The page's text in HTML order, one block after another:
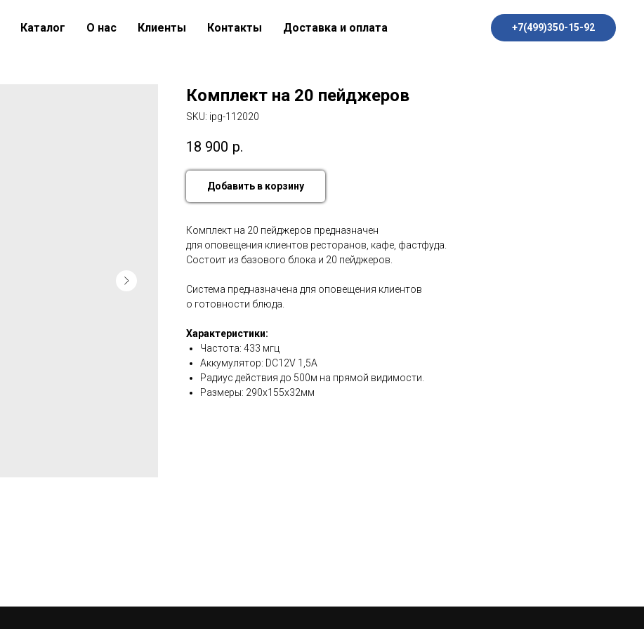
Каталог О нас Клиенты Контакты Доставка и оплата +7(499)350-15-92
Комплект на 20 пейджеров
SKU: ipg-112020
18 900 р.
Добавить в корзину
Комплект на 20 пейджеров предназначен
для опо­веще­ния кли­ен­тов ресторанов, кафе, фастфуда.
Сос­то­ит из ба­зово­го бло­ка и 20 пей­дже­ров.
Сис­те­ма пред­назна­чена для опо­веще­ния кли­ен­тов
о го­тов­ности блю­да.
Характеристики:
Частота: 433 мгц
Аккумулятор: DC12V 1,5A
Радиус действия до 500м на прямой видимости.
Размеры: 290х155х32мм